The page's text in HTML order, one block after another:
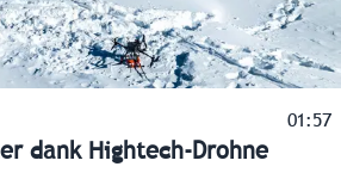
01:57
dank Hightech-Drohne